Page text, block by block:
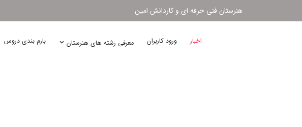
هنرستان فنی حرفه ای و کاردانش امین
اخبار ورود کاربران معرفی رشته های هنرستان بارم بندی دروس